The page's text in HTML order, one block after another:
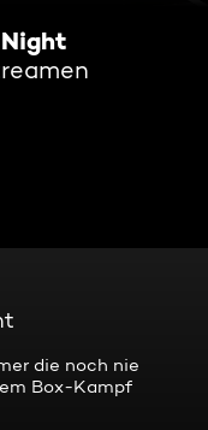
die noch nie
Box-Kampf